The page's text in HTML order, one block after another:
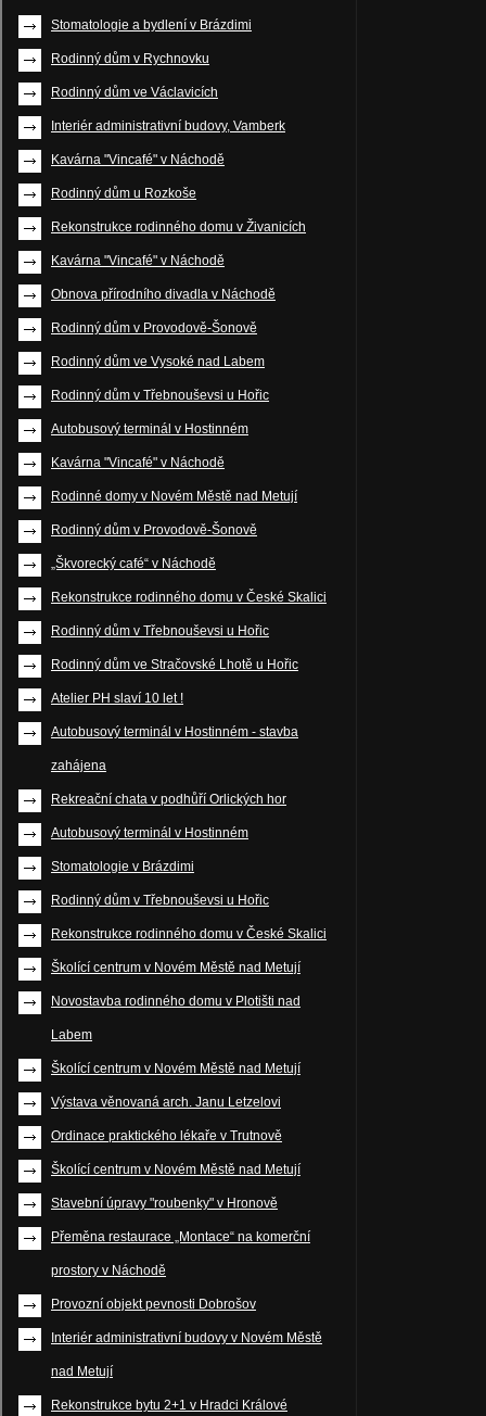
Stomatologie a bydlení v Brázdimi
Rodinný dům v Rychnovku
Rodinný dům ve Václavicích
Interiér administrativní budovy, Vamberk
Kavárna "Vincafé" v Náchodě
Rodinný dům u Rozkoše
Rekonstrukce rodinného domu v Živanicích
Kavárna "Vincafé" v Náchodě
Obnova přírodního divadla v Náchodě
Rodinný dům v Provodově-Šonově
Rodinný dům ve Vysoké nad Labem
Rodinný dům v Třebnouševsi u Hořic
Autobusový terminál v Hostinném
Kavárna "Vincafé" v Náchodě
Rodinné domy v Novém Městě nad Metují
Rodinný dům v Provodově-Šonově
„Škvorecký café“ v Náchodě
Rekonstrukce rodinného domu v České Skalici
Rodinný dům v Třebnouševsi u Hořic
Rodinný dům ve Stračovské Lhotě u Hořic
Atelier PH slaví 10 let !
Autobusový terminál v Hostinném - stavba
zahájena
Rekreační chata v podhůří Orlických hor
Autobusový terminál v Hostinném
Stomatologie v Brázdimi
Rodinný dům v Třebnouševsi u Hořic
Rekonstrukce rodinného domu v České Skalici
Školící centrum v Novém Městě nad Metují
Novostavba rodinného domu v Plotišti nad
Labem
Školící centrum v Novém Městě nad Metují
Výstava věnovaná arch. Janu Letzelovi
Ordinace praktického lékaře v Trutnově
Školící centrum v Novém Městě nad Metují
Stavební úpravy "roubenky" v Hronově
Přeměna restaurace „Montace“ na komerční
prostory v Náchodě
Provozní objekt pevnosti Dobrošov
Interiér administrativní budovy v Novém Městě
nad Metují
Rekonstrukce bytu 2+1 v Hradci Králové